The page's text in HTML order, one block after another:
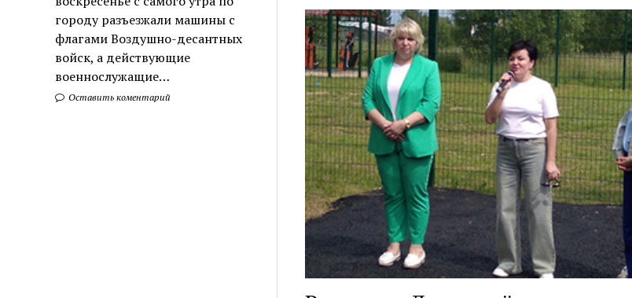
городу разъезжали машины с
флагами Воздушно-десантных
войск, а действующие
военнослужащие…
Оставить коментарий